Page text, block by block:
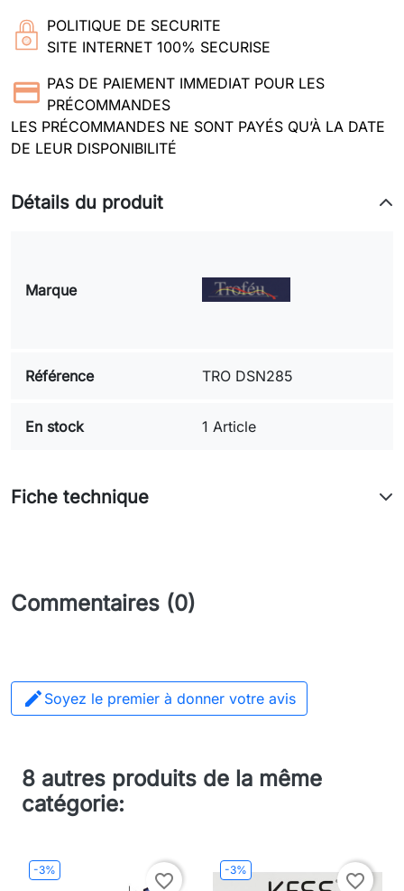
POLITIQUE DE SECURITE
SITE INTERNET 100% SECURISE
PAS DE PAIEMENT IMMEDIAT POUR LES
PRÉCOMMANDES
LES PRÉCOMMANDES NE SONT PAYÉS QU’À LA DATE
DE LEUR DISPONIBILITÉ
Détails du produit
Marque
Référence TRO DSN285
En stock 1 Article
Fiche technique
Commentaires (0)
 Soyez le premier à donner votre avis
8 autres produits de la même
catégorie:
-3%
favorite_border
-3%
favorite_border